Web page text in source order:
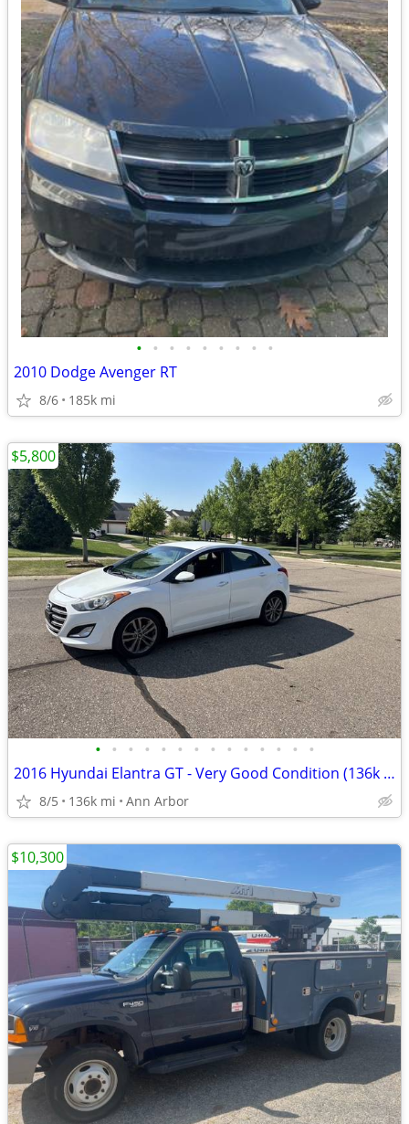
• • • • • • • • •
2010 Dodge Avenger RT
8/6 185k mi
• • • • • • • • • • • • • •
2016 Hyundai Elantra GT - Very Good Condition (136k Miles)
8/5 136k mi Ann Arbor
$5,800
$10,300